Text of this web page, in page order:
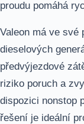
proudu pomáhá
Valeon má ve své
dieselových
předvýjezdové
riziko poruch a
dispozici nonstop
řešení je ideální